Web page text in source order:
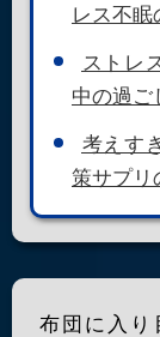
レス不眠
ストレ
中の過ご
考えす
策サプリ
布団に入り